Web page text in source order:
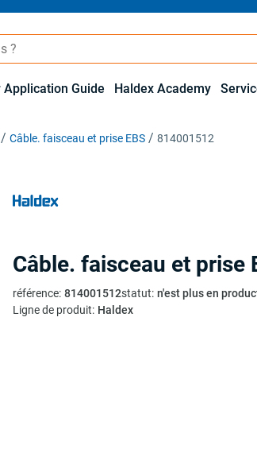
Application Guide Haldex Academy
Câble. faisceau et prise EBS 814001512
Câble. faisceau et prise
référence: 814001512statut: n'est plus en
Ligne de produit: Haldex